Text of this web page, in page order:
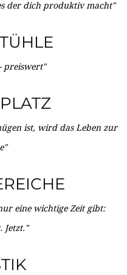
der dich produktiv macht"
preiswert"
ist, wird das Leben zur
eine wichtige Zeit gibt:
Jetzt."